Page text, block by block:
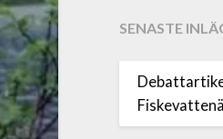
SENASTE